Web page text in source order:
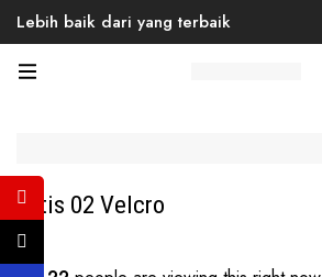
Lebih baik dari yang terbaik
Altis 02 Velcro